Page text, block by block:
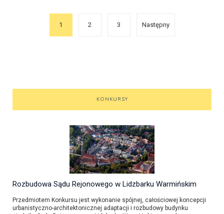
1 2 3 Następny
KONKURSY
Rozbudowa Sądu Rejonowego w Lidzbarku Warmińskim
Przedmiotem Konkursu jest wykonanie spójnej, całościowej koncepcji
urbanistyczno-architektonicznej adaptacji i rozbudowy budynku